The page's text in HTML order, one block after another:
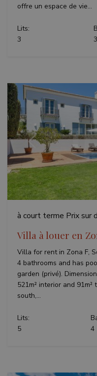
offre un espace de vie...
Lits:
3
3
Précédent
à court terme Prix sur
Villa à louer en
Villa for rent in Zona F,
4 bathrooms and has
garden (privé).
521m² interior and
south,...
Lits:
5
4